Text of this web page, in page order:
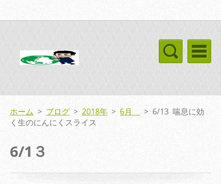
ホーム > ブログ > 2018年 > 6月 > 6/13 喘息に効
く生のにんにくスライス
6/1３